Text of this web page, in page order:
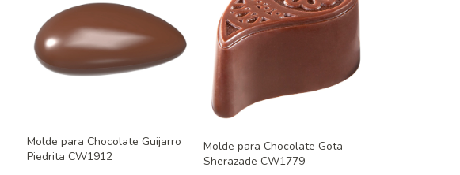
Molde para Chocolate Guijarro
Piedrita CW1912
Molde para Chocolate Gota
Sherazade CW1779